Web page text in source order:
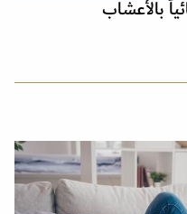
بالأعشاب